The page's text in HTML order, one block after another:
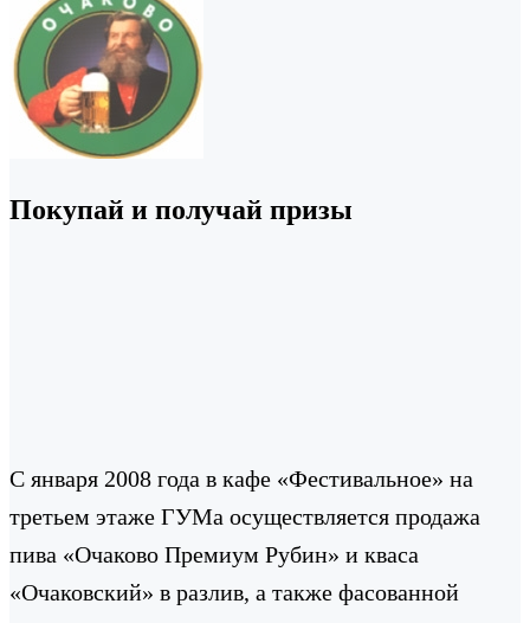
Покупай и получай призы
С января 2008 года в кафе «Фестивальное» на
третьем этаже ГУМа осуществляется продажа
пива «Очаково Премиум Рубин» и кваса
«Очаковский» в разлив, а также фасованной